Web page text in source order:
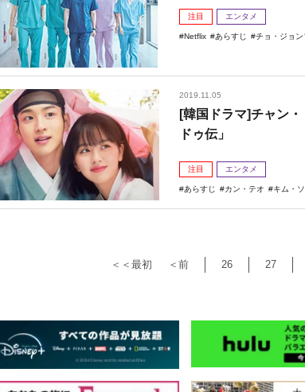
注目 エンタメ
Netflix あらすじ チョ・ジョン
2019.11.05
[韓国ドラマ]チャン
ドゥ伝」
注目 エンタメ
あらすじ カン・テオ キム・
＜＜最初 ＜前 26 27